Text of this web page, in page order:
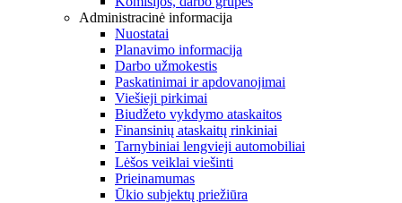
Administracinė informacija
Nuostatai
Planavimo informacija
Darbo užmokestis
Paskatinimai ir apdovanojimai
Viešieji pirkimai
Biudžeto vykdymo ataskaitos
Finansinių ataskaitų rinkiniai
Tarnybiniai lengvieji automobiliai
Lėšos veiklai viešinti
Prieinamumas
Ūkio subjektų priežiūra